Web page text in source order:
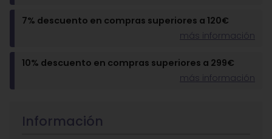
7% descuento en compras superiores a 120€
más información
10% descuento en compras superiores a 299€
más información
Información